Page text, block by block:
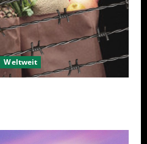
Weltweit